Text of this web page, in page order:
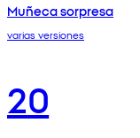
Muñeca sorpresa
varias versiones
20